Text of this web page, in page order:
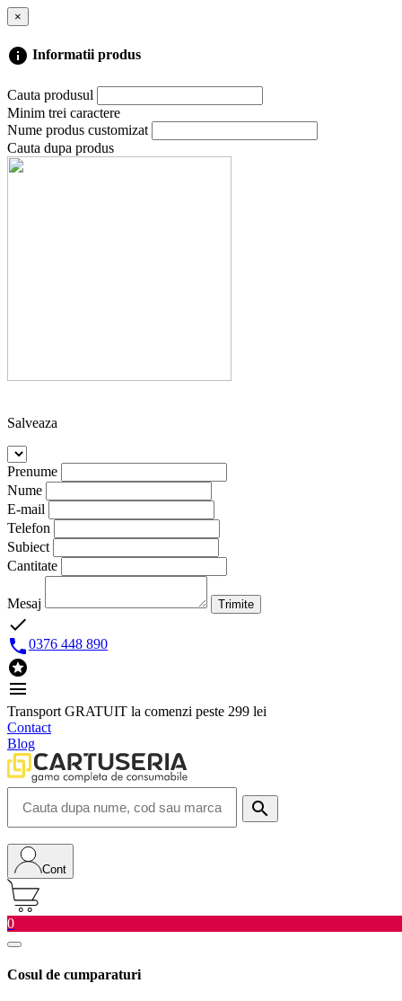
×
info Informatii produs
Cauta produsul
Minim trei caractere
Nume produs customizat
Cauta dupa produs
Salveaza
Prenume
Nume
E-mail
Telefon
Subiect
Cantitate
Mesaj Trimite
done
0376 448 890

menu
Transport GRATUIT la comenzi peste 299 lei
Contact
Blog
search
Cont
0
Cosul de cumparaturi